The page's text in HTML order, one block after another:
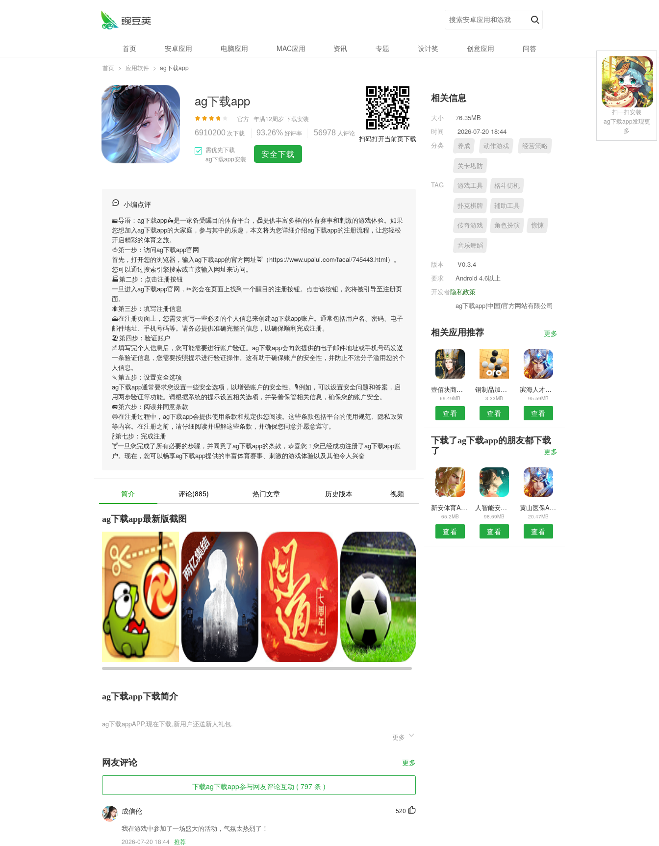
首页 安卓应用 电脑应用 MAC应用 资讯 专题 设计奖 创意应用 问答
首页 > 应用软件 > ag下载app
ag下载app
官方 年满12周岁 下载安装
6910200 次下载 93.26%好评率 56978 人评论
需优先下载
ag下载app安装
安全下载
扫码打开当前页下载
小编点评
🚟导语： ag下载app🛵是一家备受瞩目的体育平台，📠提供丰富多样的体育赛事和刺激的游戏体验。如果
您想加入ag下载app的大家庭，参与其中的乐趣，本文将为您详细介绍ag下载app的注册流程，让您轻松
开启精彩的体育之旅。
🍅第一步：访问ag下载app官网
首先，打开您的浏览器，输入ag下载app的官方网址🚖（https://www.upaiui.com/facai/745443.html）。
您可以通过搜索引擎搜索或直接输入网址来访问。
🏭第二步：点击注册按钮
一旦进入ag下载app官网，✂您会在页面上找到一个醒目的注册按钮。点击该按钮，您将被引导至注册页
面。
🐜第三步：填写注册信息
🗻在注册页面上，您需要填写一些必要的个人信息来创建ag下载app账户。通常包括用户名、密码、电子
邮件地址、手机号码等。请务必提供准确完整的信息，以确保顺利完成注册。
🏖第四步：验证账户
🌌填写完个人信息后，您可能需要进行账户验证。 ag下载app会向您提供的电子邮件地址或手机号码发送
一条验证信息，您需要按照提示进行验证操作。这有助于确保账户的安全性，并防止不法分子滥用您的个
人信息。
🍡第五步：设置安全选项
ag下载app通常要求您设置一些安全选项，以增强账户的安全性。🎙例如，可以设置安全问题和答案，启
用两步验证等功能。请根据系统的提示设置相关选项，并妥善保管相关信息，确保您的账户安全。
🚐第六步：阅读并同意条款
🍥在注册过程中， ag下载app会提供使用条款和规定供您阅读。这些条款包括平台的使用规范、隐私政策
等内容。在注册之前，请仔细阅读并理解这些条款，并确保您同意并愿意遵守。
🍾第七步：完成注册
🍸一旦您完成了所有必要的步骤，并同意了ag下载app的条款，恭喜您！您已经成功注册了ag下载app账
户。现在，您可以畅享ag下载app提供的丰富体育赛事、刺激的游戏体验以及其他令人兴奋
简介 评论(885) 热门文章 历史版本 视频
ag下载app最新版截图
ag下载app下载简介
ag下载app
ag下载app是一款神将合击特技震撼全屏的三国卡牌手游。游戏将曾经叱咤风云的三国武将，进行了Q版卡通化
强的阵容。燎原三国志全新正版将会让玩家在欢声不断之中，再次演绎三国故事。
1,创建一个事项，即可随时随地跟进事情的进展，事事尽在把握。
2,身份证复印如此简单
3,紧急通知2265紧急提醒，一分钟传递给所有人；
4,临床病例库
更多
网友评论 更多
下载ag下载app参与网友评论互动 ( 797 条 )
520
成信伦
我在游戏中参加了一场盛大的活动，气氛太热烈了！
2026-07-20 18:44 推荐
相关信息
大小
76.35MB
时间
2026-07-20 18:44
分类
养成 动作游戏 经营策略
关卡塔防
TAG 游戏工具 格斗街机
扑克棋牌 辅助工具
传奇游戏 角色扮演 惊悚
音乐舞蹈
版本
V0.3.4
要求
Android 4.6以上
隐私政策
开发者
ag下载app(中国)官方网站有限公司
相关应用推荐 更多
壹佰块商家版安卓版
69.49MB
查看
铜制品加工安卓版
3.33MB
查看
滨海人才网安卓版
95.59MB
查看
下载了ag下载app的朋友都下载
了
更多
新安体育APP
65.2MB
查看
人智能安卓版
98.69MB
查看
黄山医保APP
20.47MB
查看
扫一扫安装
ag下载app发现更
多